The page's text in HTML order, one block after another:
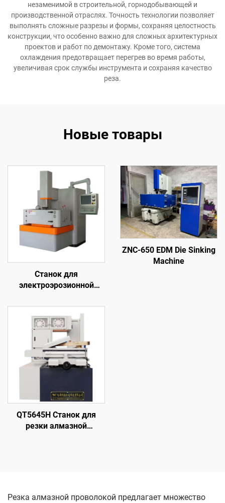
незаменимой в строительной, горнодобывающей и
производственной отраслях. Точность технологии позволяет
выполнять сложные разрезы и формы, сохраняя целостность
конструкции, что особенно важно для сложных архитектурных
проектов и работ по демонтажу. Кроме того, система
охлаждения предотвращает перегрев во время работы,
увеличивая срок службы инструмента и сохраняя качество
реза.
Новые товары
Станок для
электроэрозионной
погружения с ЧПУ
ZNC-650 EDM Die Sinking
Machine
QT5645H Станок для
резки алмазной
Резка алмазной проволокой предлагает множество